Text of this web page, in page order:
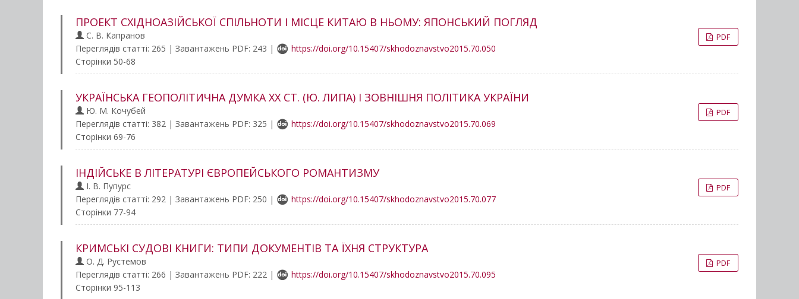
ПРОЕКТ СХІДНОАЗІЙСЬКОЇ СПІЛЬНОТИ І МІСЦЕ КИТАЮ В НЬОМУ: ЯПОНСЬКИЙ ПОГЛЯД
С. В. Капранов
Переглядів статті: 265 | Завантажень PDF: 243 |
https://doi.org/10.15407/skhodoznavstvo2015.70.050
PDF
Сторінки 50-68
УКРАЇНСЬКА ГЕОПОЛІТИЧНА ДУМКА XX СТ. (Ю. ЛИПА) І ЗОВНІШНЯ ПОЛІТИКА УКРАЇНИ
Ю. М. Кочубей
Переглядів статті: 382 | Завантажень PDF: 325 |
https://doi.org/10.15407/skhodoznavstvo2015.70.069
PDF
Сторінки 69-76
ІНДІЙСЬКЕ В ЛІТЕРАТУРІ ЄВРОПЕЙСЬКОГО РОМАНТИЗМУ
І. В. Пупурс
Переглядів статті: 292 | Завантажень PDF: 250 |
https://doi.org/10.15407/skhodoznavstvo2015.70.077
PDF
Сторінки 77-94
КРИМСЬКІ СУДОВІ КНИГИ: ТИПИ ДОКУМЕНТІВ ТА ЇХНЯ СТРУКТУРА
О. Д. Рустемов
Переглядів статті: 266 | Завантажень PDF: 222 |
https://doi.org/10.15407/skhodoznavstvo2015.70.095
PDF
Сторінки 95-113